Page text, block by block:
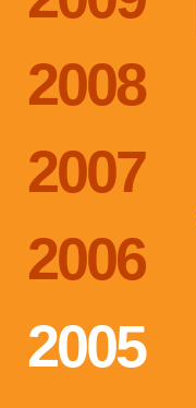
2008
2007
2006
2005